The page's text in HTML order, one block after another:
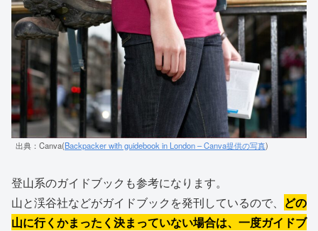
出典：Canva(Backpacker with guidebook in London – Canva提供の写真)
登山系のガイドブックも参考になります。
山と渓谷社などがガイドブックを発刊しているので、 どの
山に行くかまったく決まっていない場合は、一度ガイドブ